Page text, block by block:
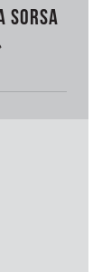
SORSA